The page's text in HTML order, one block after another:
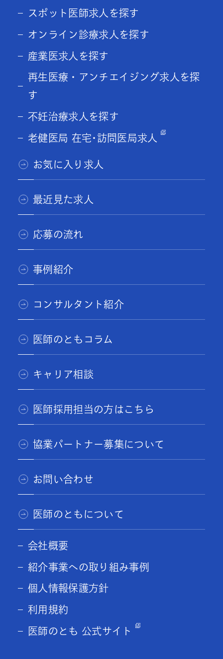
スポット医師求人を探す
オンライン診療求人を探す
産業医求人を探す
再生医療・アンチエイジング求人を探
す
不妊治療求人を探す
老健医局 在宅･訪問医局求人
お気に入り求人
最近見た求人
応募の流れ
事例紹介
コンサルタント紹介
医師のともコラム
キャリア相談
医師採用担当の方はこちら
協業パートナー募集について
お問い合わせ
医師のともについて
会社概要
紹介事業への取り組み事例
個人情報保護方針
利用規約
医師のとも 公式サイト